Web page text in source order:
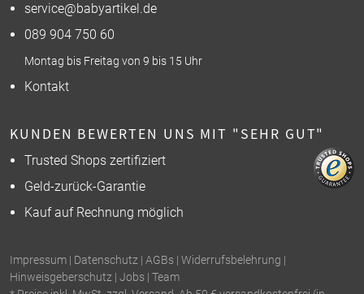
service@babyartikel.de
089 904 750 60
Montag bis Freitag von 9 bis 15 Uhr
Kontakt
KUNDEN BEWERTEN UNS MIT "SEHR GUT"
Trusted Shops zertifiziert
Geld-zurück-Garantie
Kauf auf Rechnung möglich
Impressum | Datenschutz | AGBs | Widerrufsbelehrung |
Hinweisgeberschutz | Jobs | Team